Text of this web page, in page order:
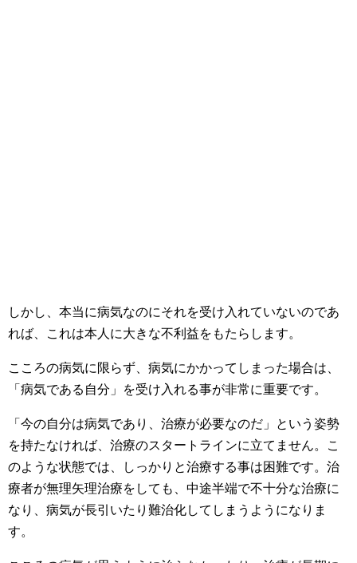
しかし、本当に病気なのにそれを受け入れていないのであ
れば、これは本人に大きな不利益をもたらします。
こころの病気に限らず、病気にかかってしまった場合は、
「病気である自分」を受け入れる事が非常に重要です。
「今の自分は病気であり、治療が必要なのだ」という姿勢
を持たなければ、治療のスタートラインに立てません。こ
のような状態では、しっかりと治療する事は困難です。治
療者が無理矢理治療をしても、中途半端で不十分な治療に
なり、病気が長引いたり難治化してしまうようになりま
す。